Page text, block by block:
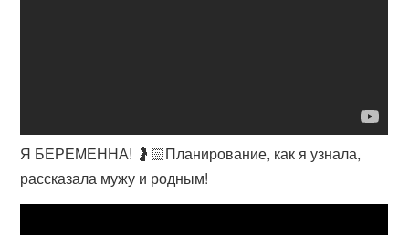
Я БЕРЕМЕННА! 🤰🏻Планирование, как я узнала,
рассказала мужу и родным!